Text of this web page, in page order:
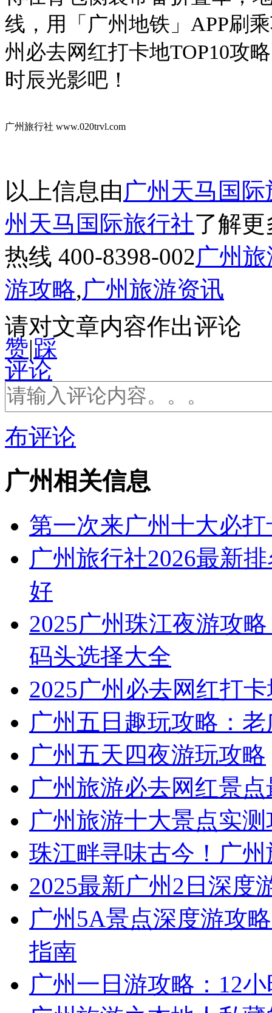
线，用「广州地铁」APP刷
州必去网红打卡地TOP10攻
时辰光影吧！
广州旅行社 www.020trvl.com
以上信息由广州天马国
州天马国际旅行社了解
热线 400-8398-002广州
游攻略,广州旅游资讯
请对文章内容作出评论
赞|踩
评论
布评论
广州相关信息
第一次来广州十大必
广州旅行社2026最新
好
2025广州珠江夜游攻
码头选择大全
2025广州必去网红打
广州五日趣玩攻略：
广州五天四夜游玩攻略
广州旅游必去网红景
广州旅游十大景点实
珠江畔寻味古今！广
2025最新广州2日深度
广州5A景点深度游攻
指南
广州一日游攻略：12